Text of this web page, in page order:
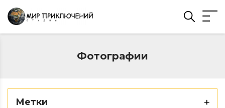
Фотографии
Метки